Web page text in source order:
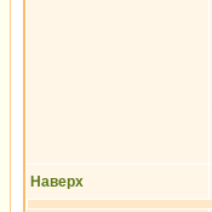
Наверх